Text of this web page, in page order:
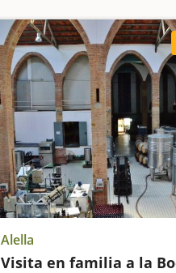
Alella
Visita en familia a la